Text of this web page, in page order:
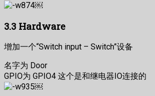
￼
3.3 Hardware
增加一个“Switch input – Switch”设备
名字为 Door
GPIO为 GPIO4 这个是和继电器IO连接的
￼